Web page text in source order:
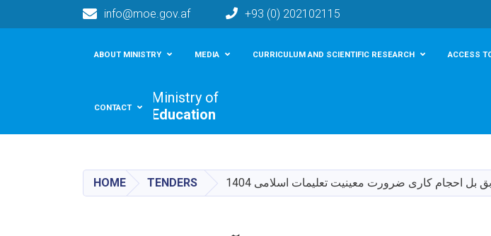
info@moe.gov.af +93 (0) 202102115
Ministry of
Education
ABOUT MINISTRY MEDIA CURRICULUM AND SCIENTIFIC RESEARCH ACCESS
CONTACT
HOME TENDERS